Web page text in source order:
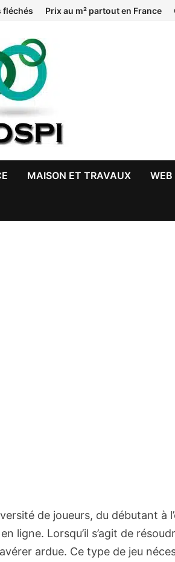
fléchés Prix au m² partout en France
MAISON ET TRAVAUX WEB
de joueurs, du débutant à
ligne. Lorsqu’il s’agit de
ardue. Ce type de jeu